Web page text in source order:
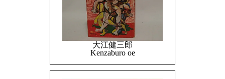
大江健三郎
Kenzaburo oe